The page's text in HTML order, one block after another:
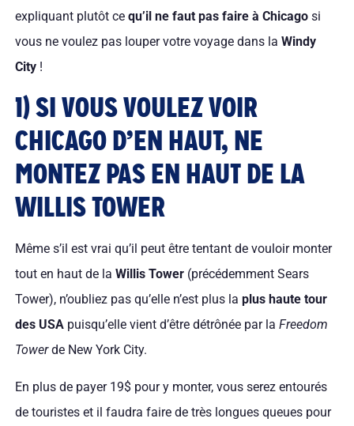
expliquant plutôt ce qu’il ne faut pas faire à Chicagosi
vous ne voulez pas louper votre voyage dans la Windy
City!
1) SI VOUS VOULEZ VOIR
CHICAGO D’EN HAUT, NE
MONTEZ PAS EN HAUT DE LA
WILLIS TOWER
Même s’il est vrai qu’il peut être tentant de vouloir monter
tout en haut de la Willis Tower(précédemment Sears
Tower), n’oubliez pas qu’elle n’est plus la plus haute tour
des USApuisqu’elle vient d’être détrônée par la Freedom
Towerde New York City.
En plus de payer 19$ pour y monter, vous serez entourés
de touristes et il faudra faire de très longues queues pour